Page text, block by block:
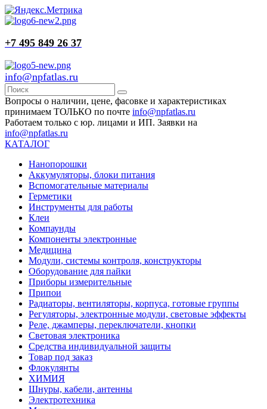
+7 495 849 26 37
info@npfatlas.ru
Вопросы о наличии, цене, фасовке и характеристиках
принимаем ТОЛЬКО по почте info@npfatlas.ru
Работаем только с юр. лицами и ИП. Заявки на
info@npfatlas.ru
КАТАЛОГ
Нанопорошки
Аккумуляторы, блоки питания
Вспомогательные материалы
Герметики
Инструменты для работы
Клеи
Компаунды
Компоненты электронные
Медицина
Модули, системы контроля, конструкторы
Оборудование для пайки
Приборы измерительные
Припои
Радиаторы, вентиляторы, корпуса, готовые группы
Регуляторы, электронные модули, световые эффекты
Реле, джамперы, переключатели, кнопки
Световая электроника
Средства индивидуальной защиты
Товар под заказ
Флокулянты
ХИМИЯ
Шнуры, кабели, антенны
Электротехника